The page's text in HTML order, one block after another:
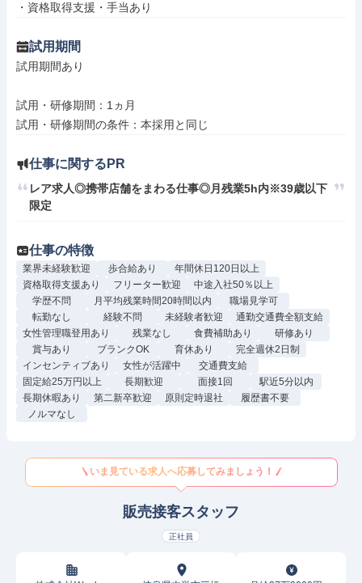
・資格取得支援・手当あり
試用期間
試用期間あり
試用・研修期間：1ヵ月
仕事に関するPR
レア求人◎携帯店舗をまわる仕事◎月残業5h内※39歳以下
限定
仕事の特徴
業界未経験歓迎 歩合給あり
年間休日120日以上
資格取得支援あり
フリーター歓迎
中途入社50％以上
学歴不問
月平均残業時間20時間以内
職場見学可
転勤なし
経験不問 未経験者歓迎
通勤交通費全額支給
女性管理職登用あり
残業なし 食費補助あり
研修あり
賞与あり
ブランクOK 育休あり
完全週休2日制
インセンティブあり
女性が活躍中
交通費支給
固定給25万円以上
長期歓迎 面接1回
駅近5分以内
長期休暇あり
第二新卒歓迎 原則定時退社
履歴書不要
ノルマなし
いま見ている求人へ応募してみましょう！
販売接客スタッフ
正社員